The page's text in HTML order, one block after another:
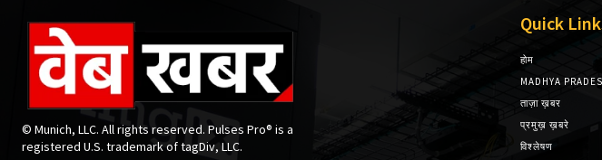
© Munich, LLC. All rights reserved. Pulses Pro® is a
registered U.S. trademark of tagDiv, LLC.
Quick
होम
MADHYA
ताज़ा ख़बर
प्रमुख़ ख़बरे
विश्लेषण